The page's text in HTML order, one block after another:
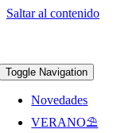
Saltar al contenido
Toggle Navigation
Novedades
VERANO⛱️​